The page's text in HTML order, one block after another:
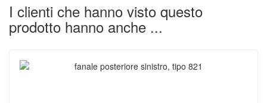
I clienti che hanno visto questo
prodotto hanno anche ...